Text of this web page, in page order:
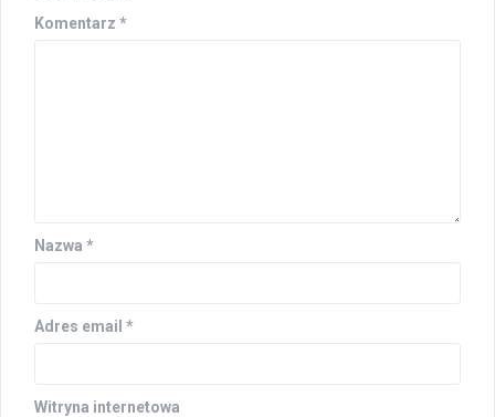
Komentarz *
Nazwa *
Adres email *
Witryna internetowa